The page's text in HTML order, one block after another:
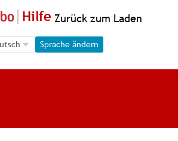
Hilfe Zurück zum Laden
Selection
Selection
Sprache ändern